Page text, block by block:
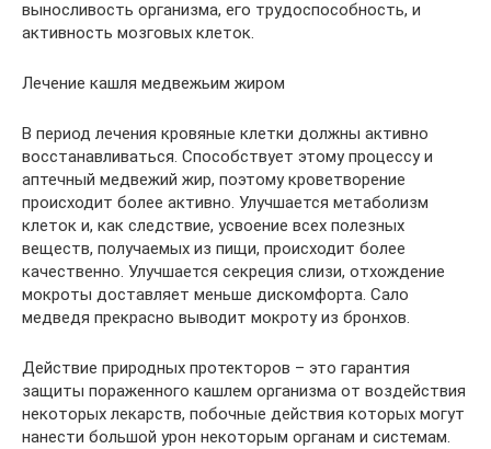
выносливость организма, его трудоспособность, и
активность мозговых клеток.
Лечение кашля медвежьим жиром
В период лечения кровяные клетки должны активно
восстанавливаться. Способствует этому процессу и
аптечный медвежий жир, поэтому кроветворение
происходит более активно. Улучшается метаболизм
клеток и, как следствие, усвоение всех полезных
веществ, получаемых из пищи, происходит более
качественно. Улучшается секреция слизи, отхождение
мокроты доставляет меньше дискомфорта. Сало
медведя прекрасно выводит мокроту из бронхов.
Действие природных протекторов – это гарантия
защиты пораженного кашлем организма от воздействия
некоторых лекарств, побочные действия которых могут
нанести большой урон некоторым органам и системам.